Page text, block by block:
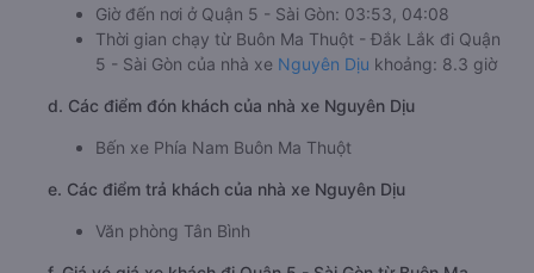
Giờ đến nơi ở Quận 5 - Sài Gòn: 03:53, 04:08
Thời gian chạy từ Buôn Ma Thuột - Đắk Lắk đi Quận
5 - Sài Gòn của nhà xe Nguyên Dịu khoảng: 8.3 giờ
d. Các điểm đón khách của nhà xe Nguyên Dịu
Bến xe Phía Nam Buôn Ma Thuột
e. Các điểm trả khách của nhà xe Nguyên Dịu
Văn phòng Tân Bình